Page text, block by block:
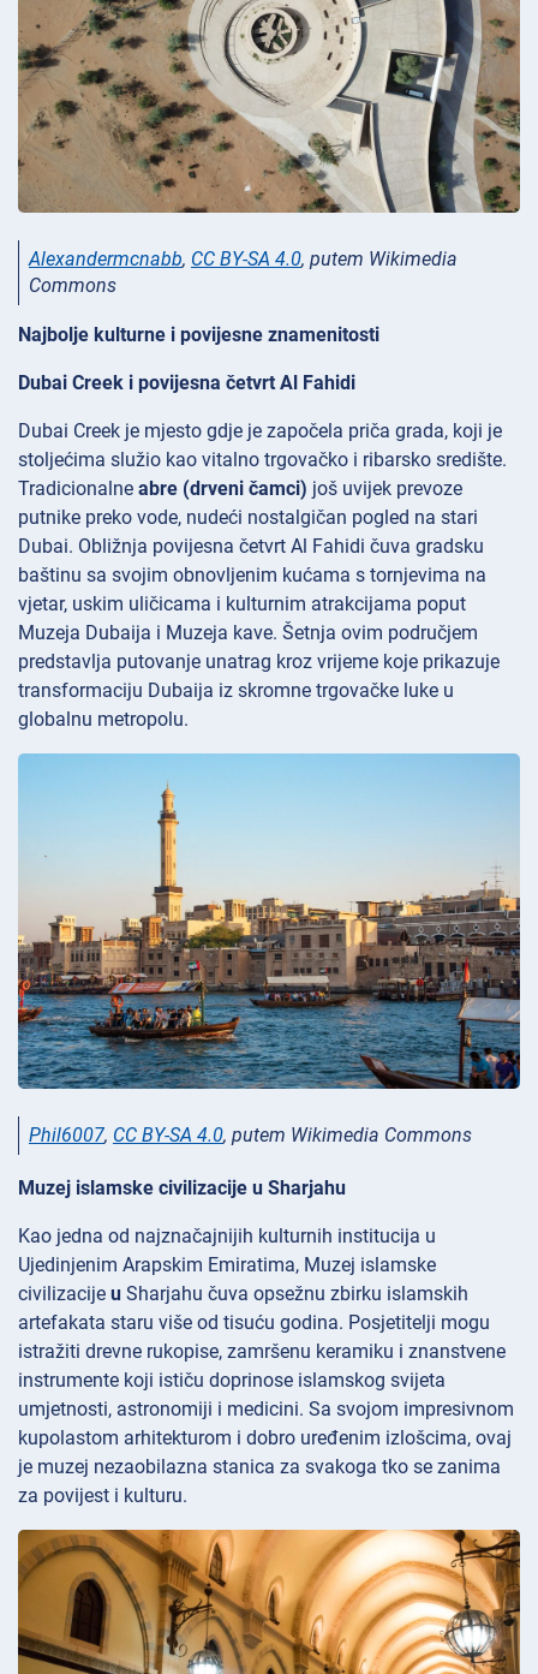
Alexandermcnabb, CC BY-SA 4.0, putem Wikimedia
Commons
Najbolje kulturne i povijesne znamenitosti
Dubai Creek i povijesna četvrt Al Fahidi
Dubai Creek je mjesto gdje je započela priča grada, koji je
stoljećima služio kao vitalno trgovačko i ribarsko središte.
Tradicionalne abre (drveni čamci) još uvijek prevoze
putnike preko vode, nudeći nostalgičan pogled na stari
Dubai. Obližnja povijesna četvrt Al Fahidi čuva gradsku
baštinu sa svojim obnovljenim kućama s tornjevima na
vjetar, uskim uličicama i kulturnim atrakcijama poput
Muzeja Dubaija i Muzeja kave. Šetnja ovim područjem
predstavlja putovanje unatrag kroz vrijeme koje prikazuje
transformaciju Dubaija iz skromne trgovačke luke u
globalnu metropolu.
Phil6007, CC BY-SA 4.0, putem Wikimedia Commons
Muzej islamske civilizacije u Sharjahu
Kao jedna od najznačajnijih kulturnih institucija u
Ujedinjenim Arapskim Emiratima, Muzej islamske
civilizacije u Sharjahu čuva opsežnu zbirku islamskih
artefakata staru više od tisuću godina. Posjetitelji mogu
istražiti drevne rukopise, zamršenu keramiku i znanstvene
instrumente koji ističu doprinose islamskog svijeta
umjetnosti, astronomiji i medicini. Sa svojom impresivnom
kupolastom arhitekturom i dobro uređenim izlošcima, ovaj
je muzej nezaobilazna stanica za svakoga tko se zanima
za povijest i kulturu.